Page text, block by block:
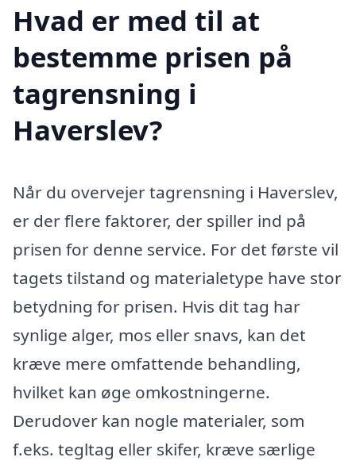
Hvad er med til at
bestemme prisen på
tagrensning i
Haverslev?
Når du overvejer tagrensning i Haverslev,
er der flere faktorer, der spiller ind på
prisen for denne service. For det første vil
tagets tilstand og materialetype have stor
betydning for prisen. Hvis dit tag har
synlige alger, mos eller snavs, kan det
kræve mere omfattende behandling,
hvilket kan øge omkostningerne.
Derudover kan nogle materialer, som
f.eks. tegltag eller skifer, kræve særlige